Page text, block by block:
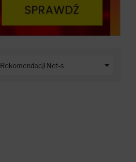
Rekomendacji Net-s 